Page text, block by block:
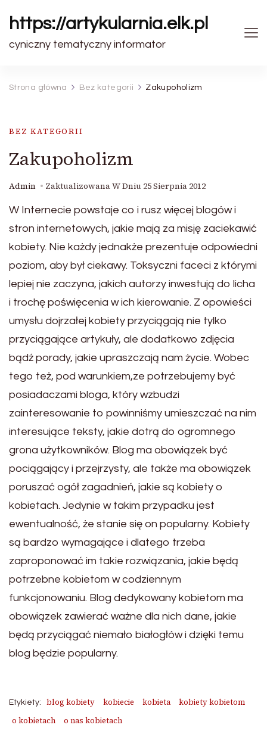
https://artykularnia.elk.pl
cyniczny tematyczny informator
Strona główna Bez kategorii Zakupoholizm
BEZ KATEGORII
Zakupoholizm
Admin Zaktualizowana W Dniu 25 Sierpnia 2012
W Internecie powstaje co i rusz więcej blogów i
stron internetowych, jakie mają za misję zaciekawić
kobiety. Nie każdy jednakże prezentuje odpowiedni
poziom, aby był ciekawy. Toksyczni faceci z którymi
lepiej nie zaczyna, jakich autorzy inwestują do licha
i trochę poświęcenia w ich kierowanie. Z opowieści
umysłu dojrzałej kobiety przyciągają nie tylko
przyciągające artykuły, ale dodatkowo zdjęcia
bądź porady, jakie upraszczają nam życie. Wobec
tego też, pod warunkiem,ze potrzebujemy być
posiadaczami bloga, który wzbudzi
zainteresowanie to powinniśmy umieszczać na nim
interesujące teksty, jakie dotrą do ogromnego
grona użytkowników. Blog ma obowiązek być
pociągający i przejrzysty, ale także ma obowiązek
poruszać ogół zagadnień, jakie są kobiety o
kobietach. Jedynie w takim przypadku jest
ewentualność, że stanie się on popularny. Kobiety
są bardzo wymagające i dlatego trzeba
zaproponować im takie rozwiązania, jakie będą
potrzebne kobietom w codziennym
funkcjonowaniu. Blog dedykowany kobietom ma
obowiązek zawierać ważne dla nich dane, jakie
będą przyciągać niemało białogłów i dzięki temu
blog będzie popularny.
Etykiety: blog kobiety kobiecie kobieta
kobiety kobietom
o kobietach
o nas kobietach